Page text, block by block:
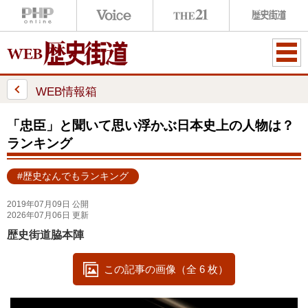
ME
WEB情報箱
「忠臣」と聞いて思い浮かぶ日本史上の人物は？
ランキング
#歴史なんでもランキング
2019年07月09日 公開
2026年07月06日 更新
歴史街道脇本陣
この記事の画像（全 6 枚）